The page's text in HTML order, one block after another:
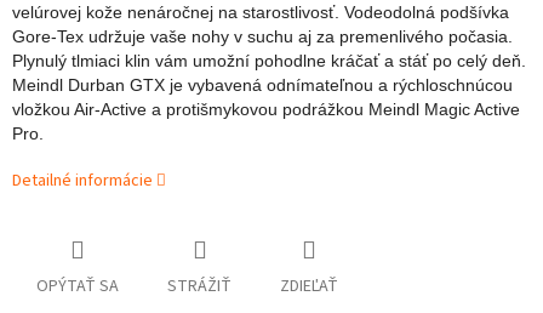
velúrovej kože nenáročnej na starostlivosť. Vodeodolná podšívka
Gore-Tex udržuje vaše nohy v suchu aj za premenlivého počasia.
Plynulý tlmiaci klin vám umožní pohodlne kráčať a stáť po celý deň.
Meindl Durban GTX je vybavená odnímateľnou a rýchloschnúcou
vložkou Air-Active a protišmykovou podrážkou Meindl Magic Active
Pro.
Detailné informácie
OPÝTAŤ SA STRÁŽIŤ ZDIEĽAŤ